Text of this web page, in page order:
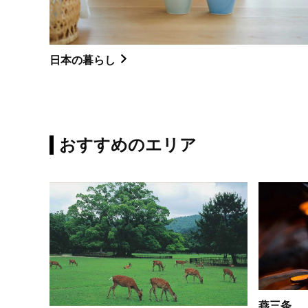
日本の暮らし
おすすめのエリア